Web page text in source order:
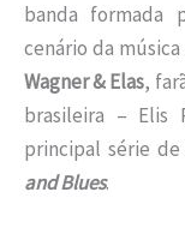
banda formada
cenário da
Wagner & Elas,
brasileira – Elis
principal série
and Blues.